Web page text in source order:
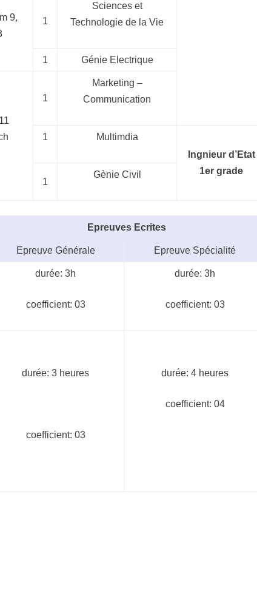
Sciences et
Technologie de la Vie
1
9,
Génie Electrique
1
Marketing –
Communication
1
Ingnieur d’Etat
1er grade
Multimdia
1
Gènie Civil
1
Epreuves Ecrites
Epreuve Générale Epreuve Spécialité
durée: 3h
coefficient: 03
durée: 3h
coefficient: 03
durée: 3 heures
coefficient: 03
durée: 4 heures
coefficient: 04